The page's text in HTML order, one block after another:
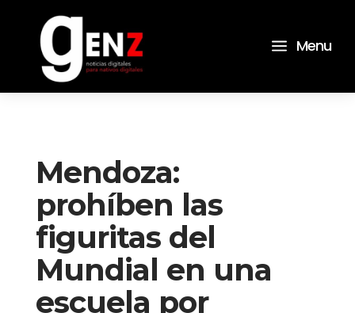
a Menu
Mendoza:
prohíben las
figuritas del
Mundial en una
escuela por